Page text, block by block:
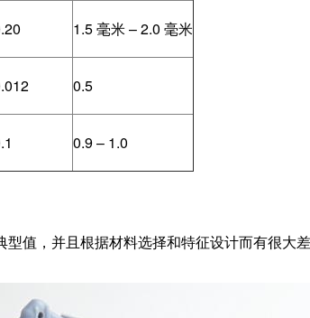
1.5毫米– 2.0 毫米
0.5
0.9 – 1.0
值，并且根据材料选择和特征设计而有很大差